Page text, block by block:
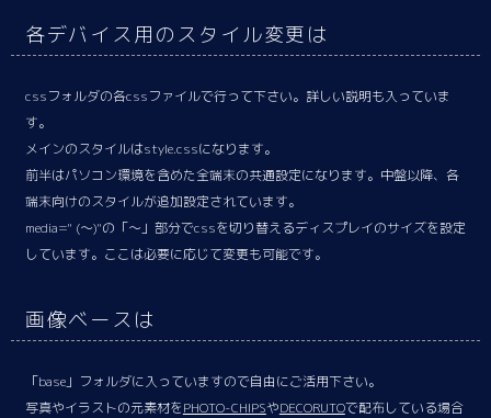
各デバイス用のスタイル変更は
cssフォルダの各cssファイルで行って下さい。詳しい説明も入っていま
す。
メインのスタイルはstyle.cssになります。
前半はパソコン環境を含めた全端末の共通設定になります。中盤以降、各
端末向けのスタイルが追加設定されています。
media=" (～)"の「～」部分でcssを切り替えるディスプレイのサイズを設定
しています。ここは必要に応じて変更も可能です。
画像ベースは
「base」フォルダに入っていますので自由にご活用下さい。
写真やイラストの元素材をPHOTO-CHIPSやDECORUTOで配布している場合